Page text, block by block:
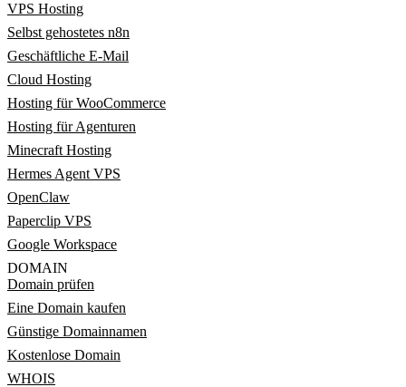
VPS Hosting
Selbst gehostetes n8n
Geschäftliche E-Mail
Cloud Hosting
Hosting für WooCommerce
Hosting für Agenturen
Minecraft Hosting
Hermes Agent VPS
OpenClaw
Paperclip VPS
Google Workspace
DOMAIN
Domain prüfen
Eine Domain kaufen
Günstige Domainnamen
Kostenlose Domain
WHOIS